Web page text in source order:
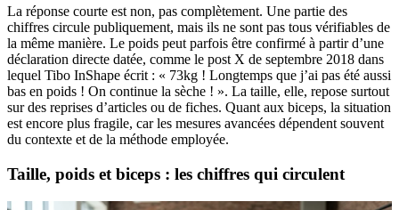
La réponse courte est non, pas complètement. Une partie des
chiffres circule publiquement, mais ils ne sont pas tous vérifiables de
la même manière. Le poids peut parfois être confirmé à partir d’une
déclaration directe datée, comme le post X de septembre 2018 dans
lequel Tibo InShape écrit : « 73kg ! Longtemps que j’ai pas été aussi
bas en poids ! On continue la sèche ! ». La taille, elle, repose surtout
sur des reprises d’articles ou de fiches. Quant aux biceps, la situation
est encore plus fragile, car les mesures avancées dépendent souvent
du contexte et de la méthode employée.
Taille, poids et biceps : les chiffres qui circulent